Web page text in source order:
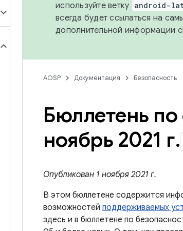
используйте ветку android-
всегда будет ссылаться на
дополнительной информации
AOSP Документация Безопасность
Бюллетень
ноябрь 2021 г.
Опубликован 1 ноября 2021 г.
В этом бюллетене содержится
возможностей поддерживаемых
здесь и в бюллетене по